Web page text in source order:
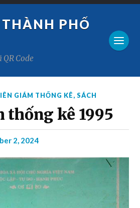
PHỐ
Code
GIÁM THỐNG KÊ,SÁCH
thống kê 1995
2, 2024